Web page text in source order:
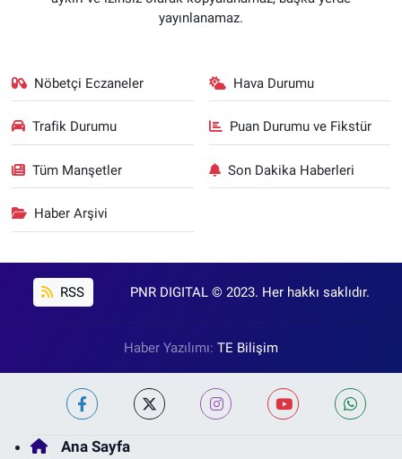
yayınlanamaz.
Nöbetçi Eczaneler Hava Durumu
Trafik Durumu Puan Durumu ve Fikstür
Tüm Manşetler Son Dakika Haberleri
Haber Arşivi
RSS PNR DIGITAL © 2023. Her hakkı saklıdır.
Haber Yazılımı: TE Bilişim
Ana Sayfa